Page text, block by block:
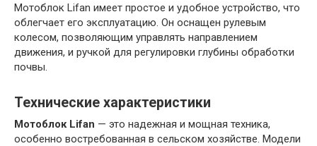
Мотоблок Lifan имеет простое и удобное устройство, что
облегчает его эксплуатацию. Он оснащен рулевым
колесом, позволяющим управлять направлением
движения, и ручкой для регулировки глубины обработки
почвы.
Технические характеристики
Мотоблок Lifan — это надежная и мощная техника,
особенно востребованная в сельском хозяйстве. Модели